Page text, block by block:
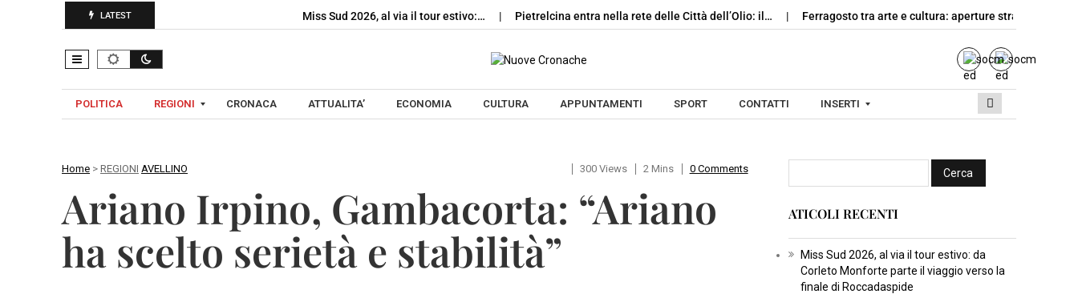
LATEST Miss Sud 2026, al via il tour estivo:… Pietrelcina entra nella rete delle Città dell’Olio: il… Ferragosto tra arte e cultura: aperture straordinarie
Skip to content
POLITICA REGIONI
C
A
A
V
L
CRONACA ATTUALITA’ ECONOMIA CULTURA APPUNTAMENTI SPORT CONTATTI INSERTI
S
R
T
Home > REGIONI AVELLINO 300 Views 2 Mins 0 Comments
Ariano Irpino, Gambacorta: “Ariano
ha scelto serietà e stabilità”
ATICOLI RECENTI
Miss Sud 2026, al via il tour estivo: da
Corleto Monforte parte il viaggio verso la
finale di Roccadaspide